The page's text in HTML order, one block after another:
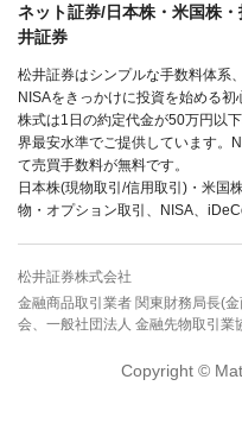
ネット証券/日本株・米国株
井証券
松井証券はシンプルな手数料体系
NISAをきっかけに投資を始める初
株式は1日の約定代金が50万円以
界最安水準でご提供しています。
て売買手数料が無料です。
日本株(現物取引/信用取引)・米国
物・オプション取引、NISA、
松井証券株式会社
金融商品取引業者 関東財務局長(
会、一般社団法人 金融先物取引業
Copyright ©